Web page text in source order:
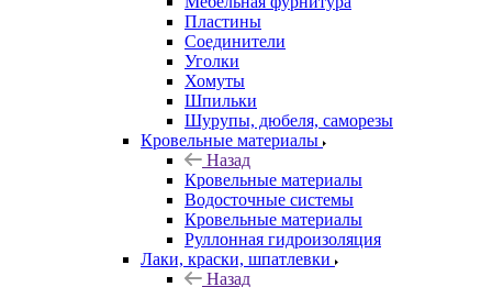
Пластины
Соединители
Уголки
Хомуты
Шпильки
Шурупы, дюбеля, саморезы
Кровельные материалы
Назад
Кровельные материалы
Водосточные системы
Кровельные материалы
Руллонная гидроизоляция
Лаки, краски, шпатлевки
Назад